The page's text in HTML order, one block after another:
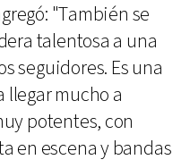
"También se
talentosa a una
seguidores. Es una
llegar mucho a
potentes, con
en escena y bandas